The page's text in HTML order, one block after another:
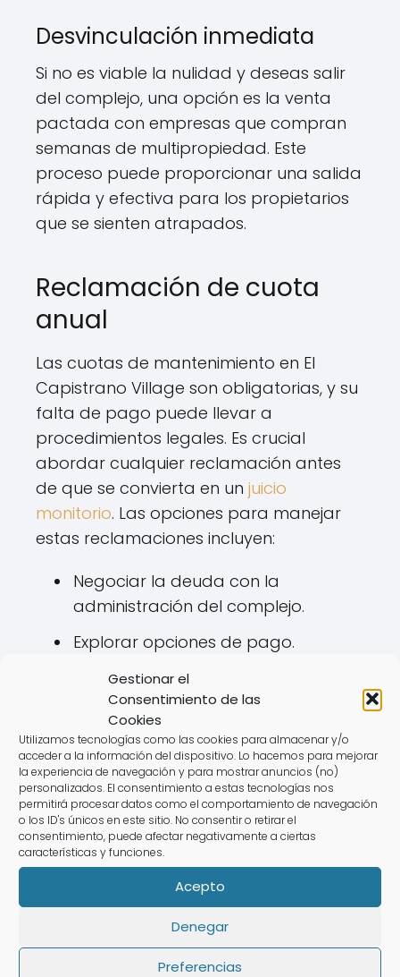
Gestionar el
Consentimiento de las
Cookies
Utilizamos tecnologías como las cookies para almacenar y/o
acceder a la información del dispositivo. Lo hacemos para mejorar
la experiencia de navegación y para mostrar anuncios (no)
personalizados. El consentimiento a estas tecnologías nos
permitirá procesar datos como el comportamiento de navegación
o los ID's únicos en este sitio. No consentir o retirar el
consentimiento, puede afectar negativamente a ciertas
características y funciones.
Acepto
Denegar
Preferencias
Desvinculación inmediata
Si no es viable la nulidad y deseas salir
del complejo, una opción es la venta
pactada con empresas que compran
semanas de multipropiedad. Este
proceso puede proporcionar una salida
rápida y efectiva para los propietarios
que se sienten atrapados.
Reclamación de cuota
anual
Las cuotas de mantenimiento en El
Capistrano Village son obligatorias, y su
falta de pago puede llevar a
procedimientos legales. Es crucial
abordar cualquier reclamación antes
de que se convierta en un juicio
monitorio. Las opciones para manejar
estas reclamaciones incluyen:
Negociar la deuda con la
administración del complejo.
Explorar opciones de pago.
Consultar a un abogado para
evaluar los derechos como
propietario.
Negociar la deuda
En caso de que te enfrentes a
reclamaciones por cuotas de
mantenimiento, es recomendable
intentar una negociación. Muchas veces,
se pueden alcanzar acuerdos
beneficiosos para ambas partes.